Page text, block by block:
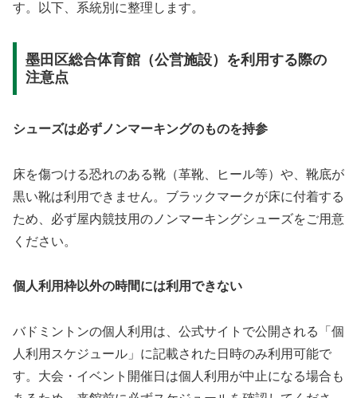
す。以下、系統別に整理します。
墨田区総合体育館（公営施設）を利用する際の
注意点
シューズは必ずノンマーキングのものを持参
床を傷つける恐れのある靴（革靴、ヒール等）や、靴底が
黒い靴は利用できません。ブラックマークが床に付着する
ため、必ず屋内競技用のノンマーキングシューズをご用意
ください。
個人利用枠以外の時間には利用できない
バドミントンの個人利用は、公式サイトで公開される「個
人利用スケジュール」に記載された日時のみ利用可能で
す。大会・イベント開催日は個人利用が中止になる場合も